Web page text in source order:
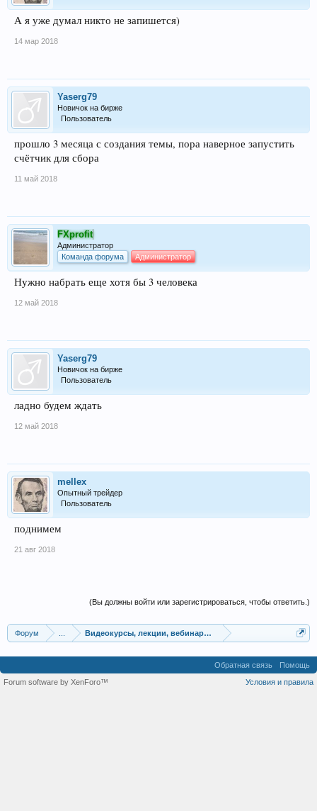
А я уже думал никто не запишется)
14 мар 2018
Yaserg79
Новичок на бирже
Пользователь
прошло 3 месяца с создания темы, пора наверное запустить
счётчик для сбора
11 май 2018
FXprofit
Администратор
Команда форума
Администратор
Нужно набрать еще хотя бы 3 человека
12 май 2018
Yaserg79
Новичок на бирже
Пользователь
ладно будем ждать
12 май 2018
mellex
Опытный трейдер
Пользователь
поднимем
21 авг 2018
(Вы должны войти или зарегистрироваться, чтобы ответить.)
Форум Видеокурсы, лекции, вебинары, учебный материал
Обратная связь
Помощь
Условия и правила
Forum software by XenForo™